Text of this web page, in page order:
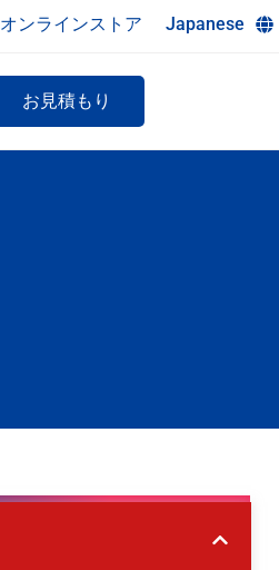
オンラインストア Japanese
お見積もり